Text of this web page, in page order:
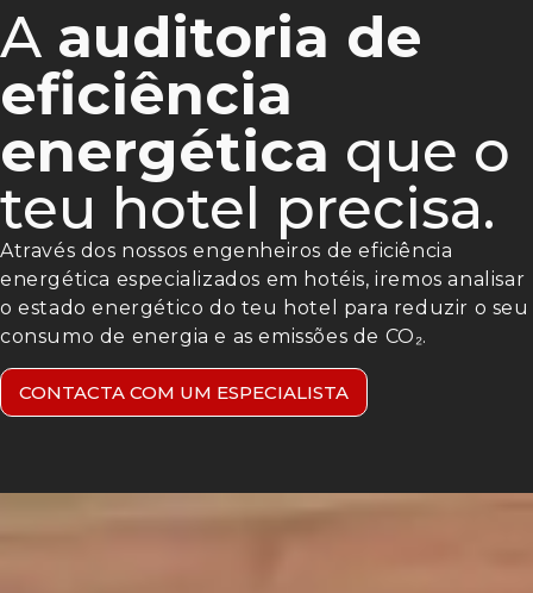
A auditoria de
eficiência
energética que o
teu hotel precisa.
Através dos nossos engenheiros de eficiência
energética especializados em hotéis, iremos analisar
o estado energético do teu hotel para reduzir o seu
consumo de energia e as emissões de CO₂.
CONTACTA COM UM ESPECIALISTA